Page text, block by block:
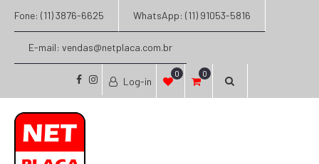
Fone: (11) 3876-6625 WhatsApp: (11) 91053-5816
E-mail: vendas@netplaca.com.br
facebook
instagram
Log-in
0 0